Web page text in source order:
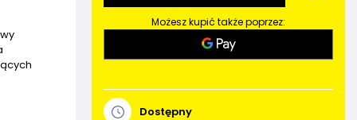
Możesz kupić także poprzez:
Dostępny